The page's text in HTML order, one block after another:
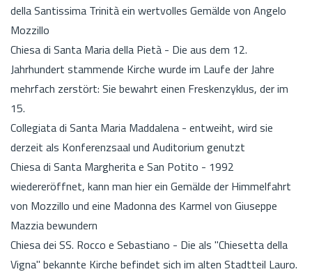
della Santissima Trinità ein wertvolles Gemälde von Angelo
Mozzillo
Chiesa di Santa Maria della Pietà - Die aus dem 12.
Jahrhundert stammende Kirche wurde im Laufe der Jahre
mehrfach zerstört: Sie bewahrt einen Freskenzyklus, der im
15.
Collegiata di Santa Maria Maddalena - entweiht, wird sie
derzeit als Konferenzsaal und Auditorium genutzt
Chiesa di Santa Margherita e San Potito - 1992
wiedereröffnet, kann man hier ein Gemälde der Himmelfahrt
von Mozzillo und eine Madonna des Karmel von Giuseppe
Mazzia bewundern
Chiesa dei SS. Rocco e Sebastiano - Die als "Chiesetta della
Vigna" bekannte Kirche befindet sich im alten Stadtteil Lauro.